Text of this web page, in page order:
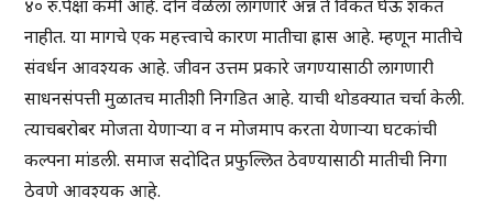
४० रु.पेक्षा कमी आहे. दोन वेळेला लागणारे अन्न ते विकत घेऊ शकत
नाहीत. या मागचे एक महत्त्वाचे कारण मातीचा ह्रास आहे. म्हणून मातीचे
संवर्धन आवश्यक आहे. जीवन उत्तम प्रकारे जगण्यासाठी लागणारी
साधनसंपत्ती मुळातच मातीशी निगडित आहे. याची थोडक्यात चर्चा केली.
त्याचबरोबर मोजता येणाऱ्या व न मोजमाप करता येणाऱ्या घटकांची
कल्पना मांडली. समाज सदोदित प्रफुल्लित ठेवण्यासाठी मातीची निगा
ठेवणे आवश्यक आहे.